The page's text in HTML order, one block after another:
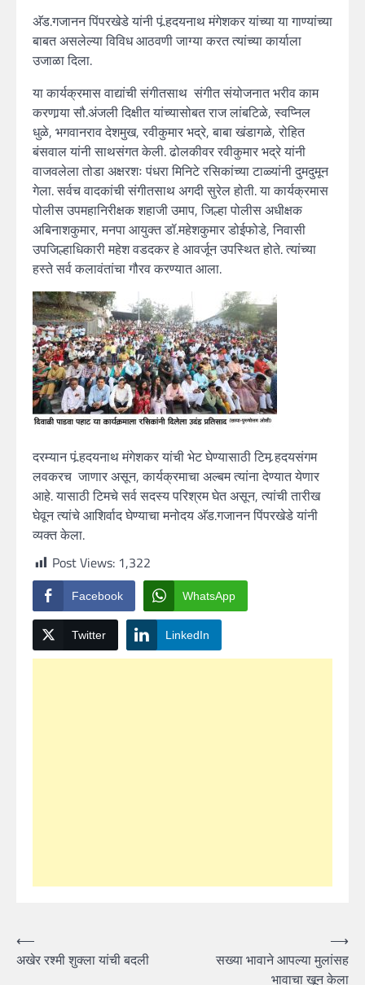
अ‍ॅड.गजानन पिंपरखेडे यांनी पं.र्‍हदयनाथ मंगेशकर यांच्या या गाण्यांच्या
बाबत असलेल्या विविध आठवणी जाग्या करत त्यांच्या कार्याला
उजाळा दिला.
या कार्यक्रमास वाद्यांची संगीतसाथ संगीत संयोजनात भरीव काम
करणार्‍या सौ.अंजली दिक्षीत यांच्यासोबत राज लांबटिळे, स्वप्निल
धुळे, भगवानराव देशमुख, रवीकुमार भद्रे, बाबा खंडागळे, रोहित
बंसवाल यांनी साथसंगत केली. ढोलकीवर रवीकुमार भद्रे यांनी
वाजवलेला तोडा अक्षरशः पंधरा मिनिटे रसिकांच्या टाळ्यांनी दुमदुमून
गेला. सर्वच वादकांची संगीतसाथ अगदी सुरेल होती. या कार्यक्रमास
पोलीस उपमहानिरीक्षक शहाजी उमाप, जिल्हा पोलीस अधीक्षक
अबिनाशकुमार, मनपा आयुक्त डॉ.महेशकुमार डोईफोडे, निवासी
उपजिल्हाधिकारी महेश वडदकर हे आवर्जून उपस्थित होते. त्यांच्या
हस्ते सर्व कलावंतांचा गौरव करण्यात आला.
दरम्यान पं.र्‍हदयनाथ मंगेशकर यांची भेट घेण्यासाठी टिम र्‍हदयसंगम
लवकरच जाणार असून, कार्यक्रमाचा अल्बम त्यांना देण्यात येणार
आहे. यासाठी टिमचे सर्व सदस्य परिश्रम घेत असून, त्यांची तारीख
घेवून त्यांचे आशिर्वाद घेण्याचा मनोदय अ‍ॅड.गजानन पिंपरखेडे यांनी
व्यक्त केला.
Post Views: 1,322
Facebook WhatsApp
Twitter LinkedIn
Post
navigation
⟵
अखेर रश्मी शुक्ला यांची बदली
सख्या भावाने आपल्या मुलांसह
भावाचा खून केला
⟶